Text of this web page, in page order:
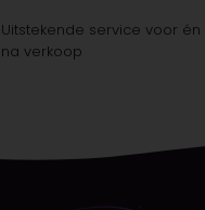
Uitstekende service voor én
na verkoop